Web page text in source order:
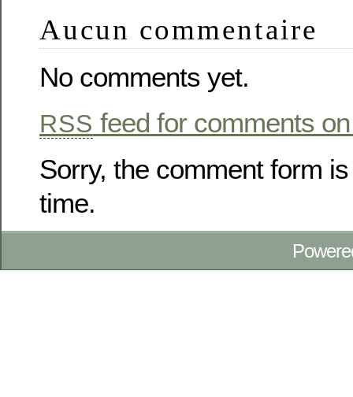
Aucun commentaire
No comments yet.
RSS feed for comments
Sorry, the comment form
time.